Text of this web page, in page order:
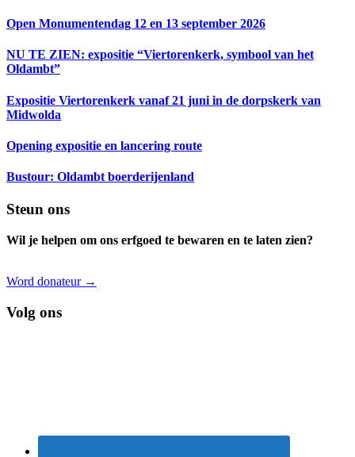
Open Monumentendag 12 en 13 september 2026
NU TE ZIEN: expositie “Viertorenkerk, symbool van het
Oldambt”
Expositie Viertorenkerk vanaf 21 juni in de dorpskerk van
Midwolda
Opening expositie en lancering route
Bustour: Oldambt boerderijenland
Footer
Steun ons
Wil je helpen om ons erfgoed te bewaren en te laten zien?
Word donateur →
Volg ons